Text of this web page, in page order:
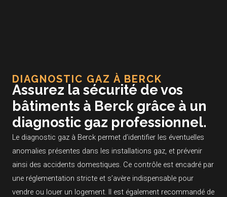
DIAGNOSTIC GAZ À BERCK
Assurez la sécurité de vos
bâtiments à Berck grâce à un
diagnostic gaz professionnel.
Le diagnostic gaz à Berck permet d’identifier les éventuelles
anomalies présentes dans les installations gaz, et prévenir
ainsi des accidents domestiques. Ce contrôle est encadré par
une réglementation stricte et s’avère indispensable pour
vendre ou louer un logement. Il est également recommandé de